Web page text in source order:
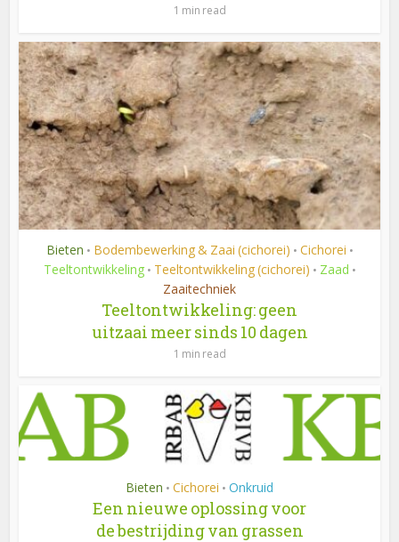
1 min read
Bieten • Bodembewerking & Zaai (cichorei) • Cichorei •
Teeltontwikkeling • Teeltontwikkeling (cichorei) • Zaad •
Zaaitechniek
Teeltontwikkeling: geen
uitzaai meer sinds 10 dagen
1 min read
Bieten • Cichorei • Onkruid
Een nieuwe oplossing voor
de bestrijding van grassen